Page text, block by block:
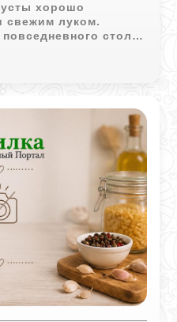
хорошо
свежим луком.
стола